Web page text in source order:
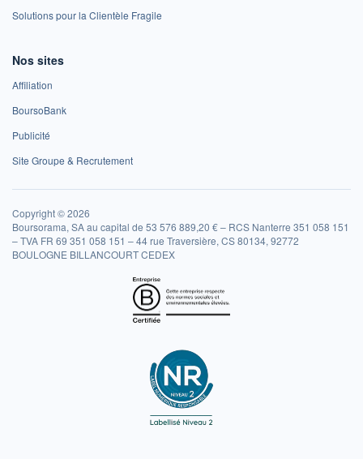
Solutions pour la Clientèle Fragile
Nos sites
Affiliation
BoursoBank
Publicité
Site Groupe & Recrutement
Copyright © 2026
Boursorama, SA au capital de 53 576 889,20 € – RCS Nanterre 351 058 151
– TVA FR 69 351 058 151 – 44 rue Traversière, CS 80134, 92772
BOULOGNE BILLANCOURT CEDEX